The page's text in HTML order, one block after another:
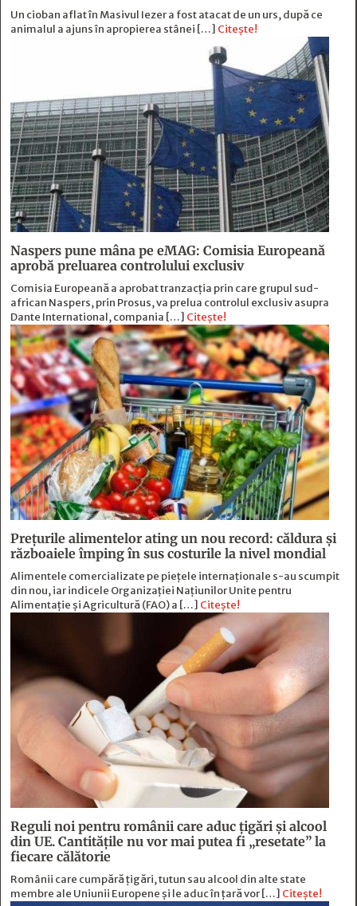
Un cioban aflat în Masivul Iezer a fost atacat de un urs, după ce
animalul a ajuns în apropierea stânei […] Citește!
Naspers pune mâna pe eMAG: Comisia Europeană
aprobă preluarea controlului exclusiv
Comisia Europeană a aprobat tranzacția prin care grupul sud-
african Naspers, prin Prosus, va prelua controlul exclusiv asupra
Dante International, compania […] Citește!
Prețurile alimentelor ating un nou record: căldura și
războaiele împing în sus costurile la nivel mondial
Alimentele comercializate pe piețele internaționale s-au scumpit
din nou, iar indicele Organizației Națiunilor Unite pentru
Alimentație și Agricultură (FAO) a […] Citește!
Reguli noi pentru românii care aduc țigări și alcool
din UE. Cantitățile nu vor mai putea fi „resetate” la
fiecare călătorie
Românii care cumpără țigări, tutun sau alcool din alte state
membre ale Uniunii Europene și le aduc în țară vor […] Citește!